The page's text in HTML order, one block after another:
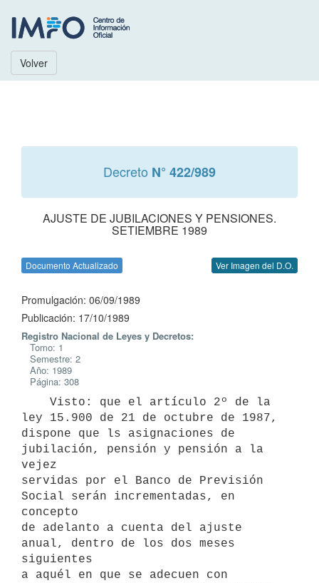
Volver
Decreto N° 422/989
AJUSTE DE JUBILACIONES Y PENSIONES.
SETIEMBRE 1989
Documento Actualizado Ver Imagen del D.O.
Promulgación: 06/09/1989
Publicación: 17/10/1989
Registro Nacional de Leyes y Decretos:
Tomo: 1
Semestre: 2
Año: 1989
Página: 308
ley 15.900 de 21 de octubre de 1987,
dispone que ls asignaciones de
jubilación, pensión y pensión a la
vejez
servidas por el Banco de Previsión
Social serán incrementadas, en
concepto
de adelanto a cuenta del ajuste
anual, dentro de los dos meses
siguientes
a aquél en que se adecuen con